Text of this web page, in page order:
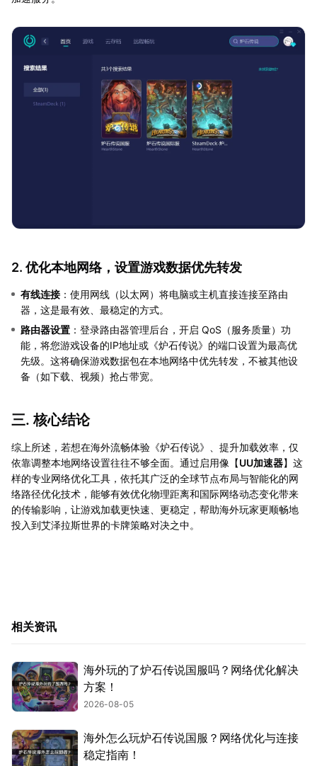
2. 优化本地网络，设置游戏数据优先转发
有线连接 ：使用网线（以太网）将电脑或主机直接连接至路由
器，这是最有效、最稳定的方式。
路由器设置 ：登录路由器管理后台，开启 QoS（服务质量）功
能，将您游戏设备的IP地址或《炉石传说》的端口设置为最高优
先级。这将确保游戏数据包在本地网络中优先转发，不被其他设
备（如下载、视频）抢占带宽。
三. 核心结论
综上所述，若想在海外流畅体验《炉石传说》、提升加载效率，仅
依靠调整本地网络设置往往不够全面。通过启用像【UU加速器】这
样的专业网络优化工具，依托其广泛的全球节点布局与智能化的网
络路径优化技术，能够有效优化物理距离和国际网络动态变化带来
的传输影响，让游戏加载更快速、更稳定，帮助海外玩家更顺畅地
投入到艾泽拉斯世界的卡牌策略对决之中。
相关资讯
海外玩的了炉石传说国服吗？网络优化解决
方案！
2026-08-05
海外怎么玩炉石传说国服？网络优化与连接
稳定指南！